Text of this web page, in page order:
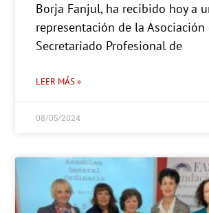
Borja Fanjul, ha recibido hoy a
representación de la Asociación
Secretariado Profesional de
LEER MÁS »
08/05/2024